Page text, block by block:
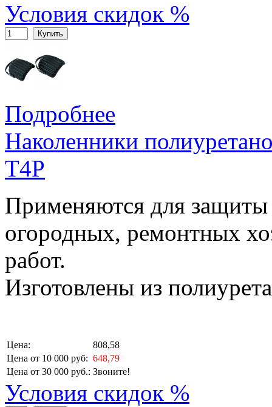
Условия скидок %
Купить
Подробнее
Наколенники
T4P
Применяются для защиты
огородных, ремонтных
работ.
Изготовлены из
Цена:
808,58
Цена от 10 000 руб: 648,79
Цена от 30 000 руб.: Звоните!
Условия скидок %